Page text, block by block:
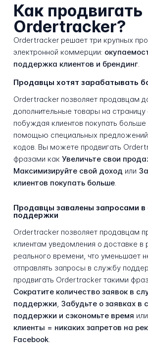
Как продвигать
Ordertracker?
Ordertracker решает три крупных
электронной коммерции:
поддержка клиентов и брендинг.
Продавцы хотят зарабатывать
Ordertracker позволяет продавцам
дополнительные товары на страницу
побуждая клиентов покупать
помощью специальных
кодов. Вы можете продвигать
фразами как Увеличьте свои
Максимизируйте свой доход или
клиентов покупать больше.
Продавцы завалены запросами в
поддержки
Ordertracker позволяет продавцам
клиентам уведомления о доставке
реального времени, что уменьшает
отправлять запросы в службу
продвигать Ordertracker такими
Сократите количество заявок в
поддержки, Забудьте о заявках в
поддержки и сэкономьте время или
клиенты = никаких запретов на
Facebook.